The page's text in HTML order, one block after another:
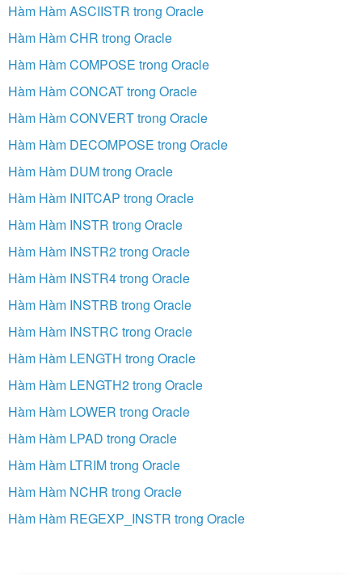
Hàm Hàm ASCIISTR trong Oracle
Hàm Hàm CHR trong Oracle
Hàm Hàm COMPOSE trong Oracle
Hàm Hàm CONCAT trong Oracle
Hàm Hàm CONVERT trong Oracle
Hàm Hàm DECOMPOSE trong Oracle
Hàm Hàm DUM trong Oracle
Hàm Hàm INITCAP trong Oracle
Hàm Hàm INSTR trong Oracle
Hàm Hàm INSTR2 trong Oracle
Hàm Hàm INSTR4 trong Oracle
Hàm Hàm INSTRB trong Oracle
Hàm Hàm INSTRC trong Oracle
Hàm Hàm LENGTH trong Oracle
Hàm Hàm LENGTH2 trong Oracle
Hàm Hàm LOWER trong Oracle
Hàm Hàm LPAD trong Oracle
Hàm Hàm LTRIM trong Oracle
Hàm Hàm NCHR trong Oracle
Hàm Hàm REGEXP_INSTR trong Oracle